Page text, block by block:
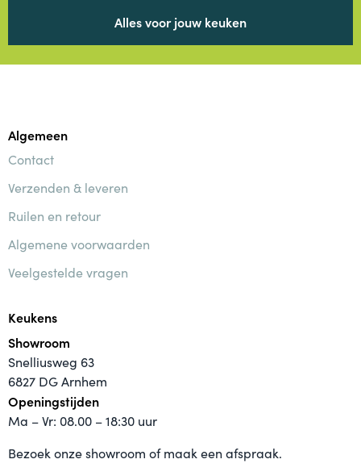
Alles voor jouw keuken
Algemeen
Contact
Verzenden & leveren
Ruilen en retour
Algemene voorwaarden
Veelgestelde vragen
Keukens
Showroom
Snelliusweg 63
6827 DG Arnhem
Openingstijden
Ma – Vr: 08.00 – 18:30 uur
Bezoek onze showroom of maak een afspraak.